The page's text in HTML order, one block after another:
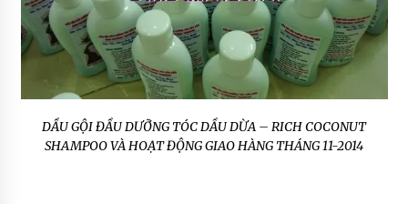
DẦU GỘI ĐẦU DƯỠNG TÓC DẦU DỪA – RICH COCONUT
SHAMPOO VÀ HOẠT ĐỘNG GIAO HÀNG THÁNG 11-2014